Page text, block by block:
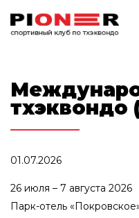
тхэквондо
01.07.2026
26 июля – 7 августа 2026
Парк-отель